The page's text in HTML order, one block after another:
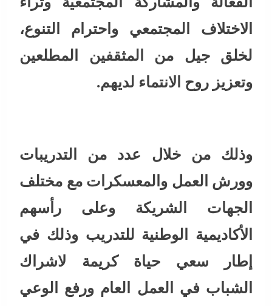
الاختلاف المجتمعي واحترام التنوع،
لخلق جيل من المثقفين المطلعين
وتعزيز روح الانتماء لديهم.
وذلك من خلال عدد من التدريبات
وورش العمل والمعسكرات مع مختلف
الجهات الشريكة وعلى رأسهم
الأكاديمية الوطنية للتدريب وذلك في
إطار سعي حياة كريمة لاشراك
الشباب في العمل العام ورفع الوعي